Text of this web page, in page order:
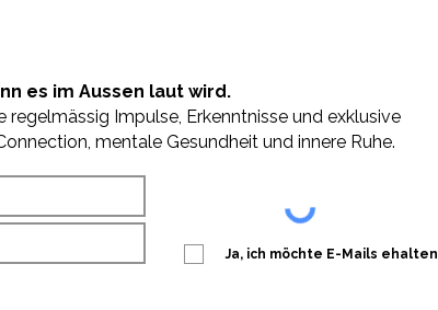
verhaltensbedingte Gewohnheiten
es im Aussen laut wird.
regelmässig Impulse, Erkenntnisse und exklusive
mentale Gesundheit und innere Ruhe.
Ja, ich möchte E-Mails ehalten